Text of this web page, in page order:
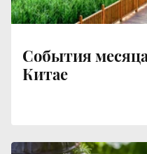
События
Китае